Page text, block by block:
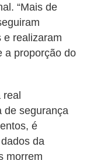
“Mais de
e realizaram
a proporção do
real
de segurança
é
da
morrem